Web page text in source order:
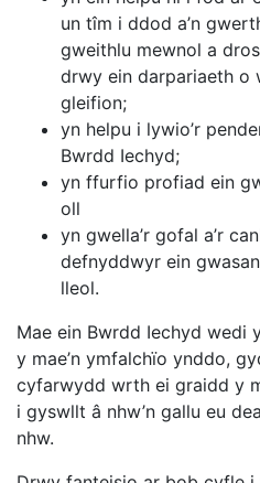
un tîm i ddod a’n
gweithlu mewnol a
drwy ein darpariaeth o
gleifion;
yn helpu i lywio’r
Bwrdd Iechyd;
yn ffurfio profiad ein
oll
yn gwella’r gofal a’r
defnyddwyr ein
lleol.
Mae ein Bwrdd Iechyd wedi
y mae’n ymfalchïo ynddo,
cyfarwydd wrth ei graidd y
i gyswllt â nhw’n gallu eu
nhw.